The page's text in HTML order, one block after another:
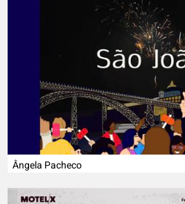
Ângela Pacheco